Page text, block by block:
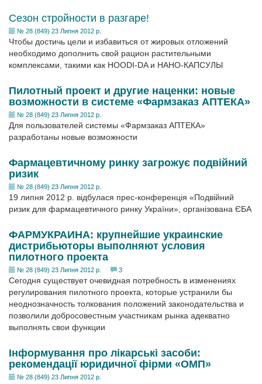
Сезон стройности в разгаре!
№ 28 (849) 23 Липня 2012 р.
Чтобы достичь цели и избавиться от жировых отложений
необходимо дополнить свой рацион растительными
комплексами, такими как HOODI-DA и НАНО-КАПСУЛЫ
Пилотный проект и другие наценки: новые
возможности в системе «Фармзаказ АПТЕКА»
№ 28 (849) 23 Липня 2012 р.
Для пользователей системы «Фармзаказ АПТЕКА»
разработаны новые возможности
Фармацевтичному ринку загрожує подвійний
ризик
№ 28 (849) 23 Липня 2012 р.
19 липня 2012 р. відбулася прес-конференція «Подвійний
ризик для фармацевтичного ринку Украї­ни», організована ЄБА
ФАРМУКРАИНА: крупнейшие украинские
дистрибьюторы выполняют условия
пилотного проекта
№ 28 (849) 23 Липня 2012 р. 3
Сегодня существует очевидная потребность в изменениях
регулирования пилотного проекта, которые устранили бы
неоднозначность толкования положений законодательства и
позволили добросовестным участникам рынка адекватно
выполнять свои функции
Інформування про лікарські засоби:
рекомендації юридичної фірми «ОМП»
№ 28 (849) 23 Липня 2012 р.